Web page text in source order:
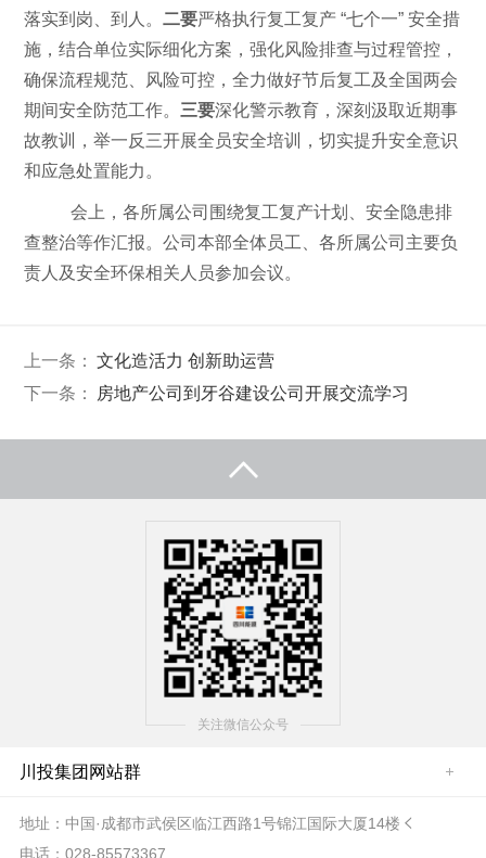
落实到岗、到人。二要严格执行复工复产 “七个一” 安全措
施，结合单位实际细化方案，强化风险排查与过程管控，
确保流程规范、风险可控，全力做好节后复工及全国两会
期间安全防范工作。 三要深化警示教育，深刻汲取近期事
故教训，举一反三开展全员安全培训，切实提升安全意识
和应急处置能力。
会上，各所属公司围绕复工复产计划、安全隐患排
查整治等作汇报。公司本部全体员工、各所属公司主要负
责人及安全环保相关人员参加会议。
上一条：
文化造活力 创新助运营
下一条：
房地产公司到牙谷建设公司开展交流学习
关注微信公众号
川投集团网站群
地址：中国·成都市武侯区临江西路1号锦江国际大厦14楼 
电话：028-85573367